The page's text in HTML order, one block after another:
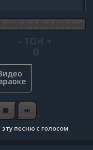
- ТОН +
0
песню с голосом